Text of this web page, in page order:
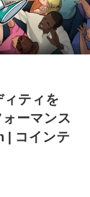
ィティを
ーマンス
| コインテ